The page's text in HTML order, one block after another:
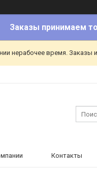
Заказы принимаем
нерабочее время. Заказы
Контакты